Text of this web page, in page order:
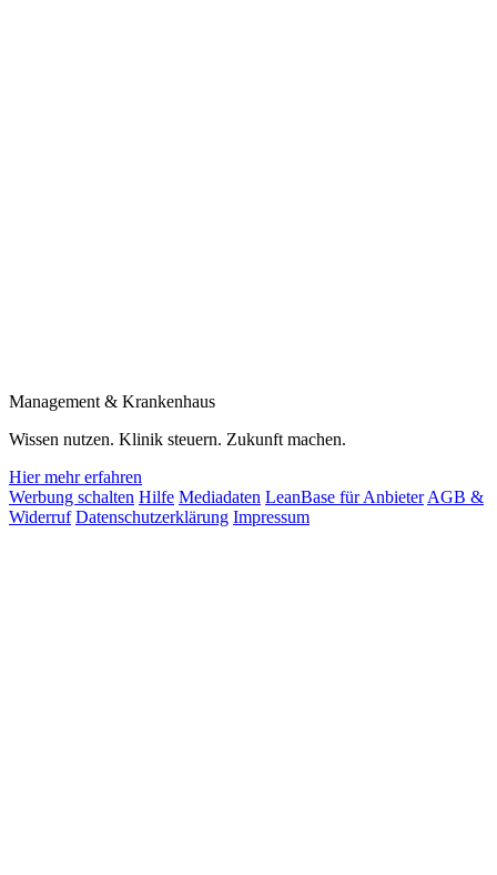
Management & Krankenhaus
Wissen nutzen. Klinik steuern. Zukunft machen.
Hier mehr erfahren
Werbung schalten Hilfe Mediadaten LeanBase für Anbieter AGB &
Widerruf Datenschutzerklärung Impressum